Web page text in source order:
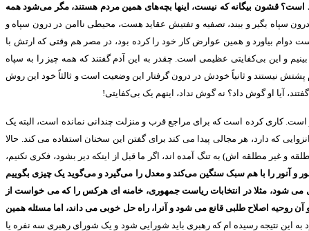
قشون بیگانه که نیست، اینها بچه‌های همین مردم هستند، مگر می‌شود همه
سپاه بگیر و ببند، تصفیه و تفتیش عقاید هست، محیطی ناامن در درون سپاه و
دوام بیاورد و همین عوارض کار خود را کرده بود، در مصر هم وقتی که ارتش با
و این بی‌کفایتی عظیمی است. چقدر به این آدم گفتند که همه چیز را به سپاه
پشتش نیستند و ثانیاً خودش در درون گرفتار این وضعیت است و ثالثاً خود این روش
آیا او گوش داد؟ نه گوش نداد، اینهم یک بی‌کفایتی!
است.کاری کرده است که برای مراجع قرب و منزلت چندانی نمانده است، البته یک
که دارد، هر مجالی پیدا می کند برای گفتن این سخنان استفاده می کند
حالا
و غیر مطلقه اش) به تنگ آمده اند، اگر ما قبل از اینکه دیر بشود، فکری نکنیم،
و آنور را با هم سبک سنگین می‌کند و معدل را می‌گیرد و می‌گوید یک چیزی بگوییم
می شود، مثلا در انتخابات ریاست جمهوری، خامنه ای هرکس را که می خواست از
روحیه اصلاح طلبی قانع می شود و آنرا، راه حل خوبی می داند، اما مسئله همین
این نتیجه رسیده ام که رهبری باید شورایی شود و یک شورای رهبری سه نفره یا